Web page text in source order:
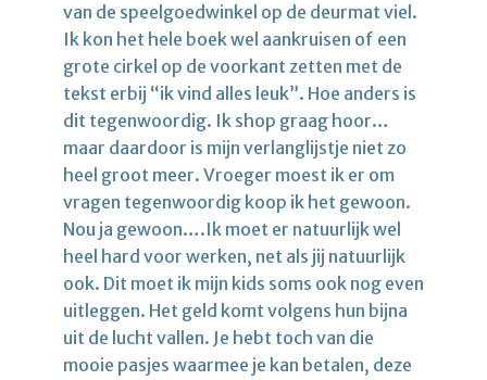
van de speelgoedwinkel op de deurmat viel.
Ik kon het hele boek wel aankruisen of een
grote cirkel op de voorkant zetten met de
tekst erbij “ik vind alles leuk”. Hoe anders is
dit tegenwoordig. Ik shop graag hoor…
maar daardoor is mijn verlanglijstje niet zo
heel groot meer. Vroeger moest ik er om
vragen tegenwoordig koop ik het gewoon.
Nou ja gewoon….Ik moet er natuurlijk wel
heel hard voor werken, net als jij natuurlijk
ook. Dit moet ik mijn kids soms ook nog even
uitleggen. Het geld komt volgens hun bijna
uit de lucht vallen. Je hebt toch van die
mooie pasjes waarmee je kan betalen, deze